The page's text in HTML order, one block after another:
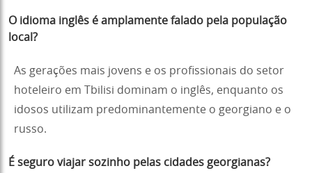
O idioma inglês é amplamente falado pela população
local?
As gerações mais jovens e os profissionais do setor
hoteleiro em Tbilisi dominam o inglês, enquanto os
idosos utilizam predominantemente o georgiano e o
russo.
É seguro viajar sozinho pelas cidades georgianas?